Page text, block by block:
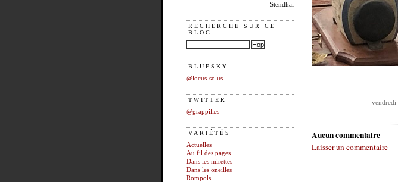
Stendhal
RECHERCHE SUR CE
BLOG
BLUESKY
@locus-solus
TWITTER
@grappilles
VARIÉTÉS
Actuelles
Au fil des pages
Dans les mirettes
Dans les oneilles
Rompols
vendredi
Aucun commentaire
Laisser un commentaire